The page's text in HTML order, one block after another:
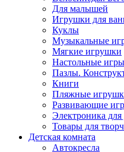
Для малышей
Игрушки для
Куклы
Музыкальные
Мягкие игрушки
Настольные игры
Пазлы.
Книги
Пляжные
Развивающие
Электроника для
Товары для
Детская комната
Автокресла